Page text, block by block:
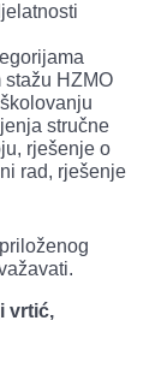
stažu HZMO
stručne
rješenje o
rad, rješenje
vrtić,